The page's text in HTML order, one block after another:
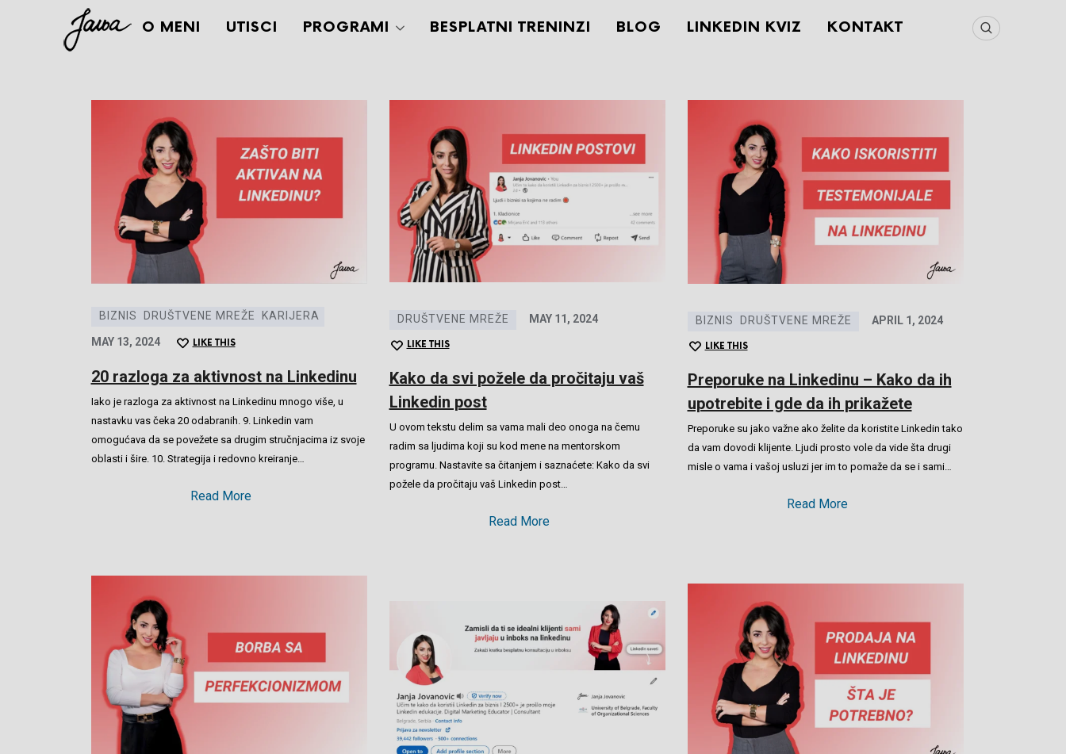
O MENI UTISCI PROGRAMI BESPLATNI TRENINZI BLOG LINKEDIN KVIZ KONTAKT
Janja
20 razloga za aktivnost na Linkedinu
BIZNIS DRUŠTVENE MREŽE KARIJERA
MAY 13, 2024 LIKE THIS
Iako je razloga za aktivnost na Linkedinu mnogo više, u
nastavku vas čeka 20 odabranih. 9. Linkedin vam
omogućava da se povežete sa drugim stručnjacima iz svoje
oblasti i šire. 10. Strategija i redovno kreiranje…
Read More
Kako da svi požele da pročitaju vaš
Linkedin post
DRUŠTVENE MREŽE MAY 11, 2024
LIKE THIS
U ovom tekstu delim sa vama mali deo onoga na čemu
radim sa ljudima koji su kod mene na mentorskom
programu. Nastavite sa čitanjem i saznaćete: Kako da svi
požele da pročitaju vaš Linkedin post…
Read More
Preporuke na Linkedinu – Kako da ih
upotrebite i gde da ih prikažete
BIZNIS DRUŠTVENE MREŽE APRIL 1, 2024
LIKE THIS
Preporuke su jako važne ako želite da koristite Linkedin tako
da vam dovodi klijente. Ljudi prosto vole da vide šta drugi
misle o vama i vašoj usluzi jer im to pomaže da se i sami…
Read More